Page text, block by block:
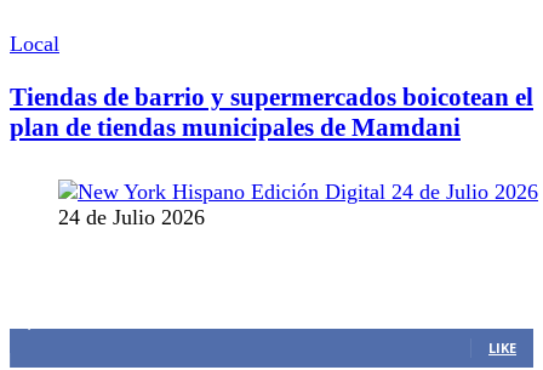
Local
Tiendas de barrio y supermercados boicotean el
plan de tiendas municipales de Mamdani
24 de Julio 2026
LIKE